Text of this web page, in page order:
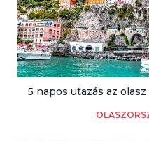
5 napos utazás az